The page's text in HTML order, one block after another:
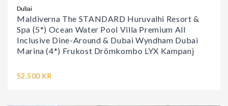
Dubai
Maldiverna The STANDARD Huruvalhi Resort &
Spa (5*) Ocean Water Pool Villa Premium All
Inclusive Dine-Around & Dubai Wyndham Dubai
Marina (4*) Frukost Drömkombo LYX Kampanj
52.500 KR